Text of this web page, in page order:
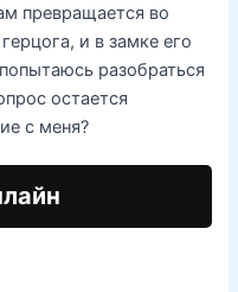
превращается во
и в замке его
разобраться
остается
с меня?